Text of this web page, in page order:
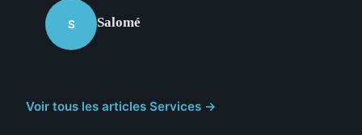
S Salomé
Voir tous les articles Services →